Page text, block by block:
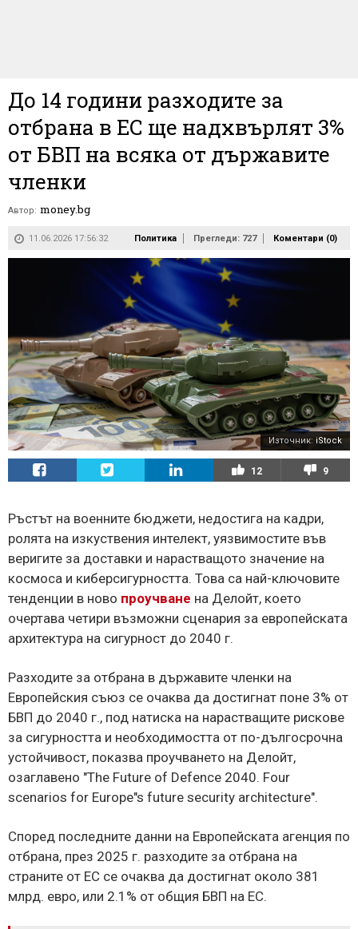
До 14 години разходите за
отбрана в ЕС ще надхвърлят 3%
от БВП на всяка от държавите
членки
Автор: money.bg
11.06.2026 17:56:32 Политика Прегледи: 727 Коментари (0)
Източник: iStock
12 9
Ръстът на военните бюджети, недостига на кадри,
ролята на изкуствения интелект, уязвимостите във
веригите за доставки и нарастващото значение на
космоса и киберсигурността. Това са най-ключовите
тенденции в ново проучване на Делойт, което
очертава четири възможни сценария за европейската
архитектура на сигурност до 2040 г.
Разходите за отбрана в държавите членки на
Европейския съюз се очаква да достигнат поне 3% от
БВП до 2040 г., под натиска на нарастващите рискове
за сигурността и необходимостта от по-дългосрочна
устойчивост, показва проучването на Делойт,
озаглавено "The Future of Defence 2040. Four
scenarios for Europe"s future security architecture".
Според последните данни на Европейската агенция по
отбрана, през 2025 г. разходите за отбрана на
страните от ЕС се очаква да достигнат около 381
млрд. евро, или 2.1% от общия БВП на ЕС.